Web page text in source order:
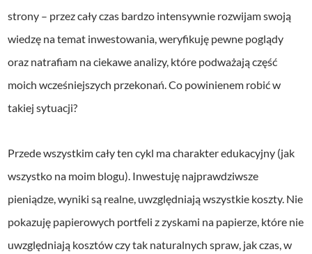
strony – przez cały czas bardzo intensywnie rozwijam swoją
wiedzę na temat inwestowania, weryfikuję pewne poglądy
oraz natrafiam na ciekawe analizy, które podważają część
moich wcześniejszych przekonań. Co powinienem robić w
takiej sytuacji?
Przede wszystkim cały ten cykl ma charakter edukacyjny (jak
wszystko na moim blogu). Inwestuję najprawdziwsze
pieniądze, wyniki są realne, uwzględniają wszystkie koszty. Nie
pokazuję papierowych portfeli z zyskami na papierze, które nie
uwzględniają kosztów czy tak naturalnych spraw, jak czas, w